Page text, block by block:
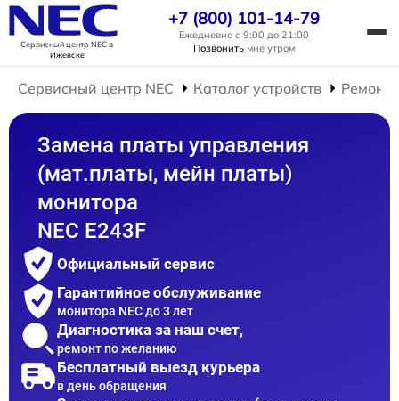
Сервисный центр NECв
Ижевске
+7 (800) 101-14-79
Ежедневно с 9:00 до 21:00
Позвонить мне утром
Сервисный центр NEC Каталог устройств Ремонт
Замена платы управления
(мат.платы, мейн платы)
монитора
NEC E243F
Официальный сервис
Гарантийное обслуживание
монитора NEC до 3 лет
Диагностика за наш счет,
ремонт по желанию
Бесплатный выезд курьера
в день обращения